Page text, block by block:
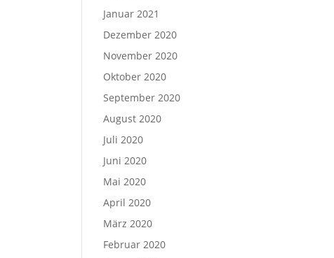
Januar 2021
Dezember 2020
November 2020
Oktober 2020
September 2020
August 2020
Juli 2020
Juni 2020
Mai 2020
April 2020
März 2020
Februar 2020